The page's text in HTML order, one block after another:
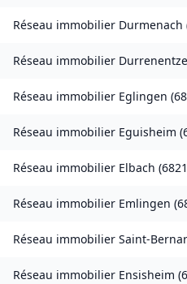
Réseau immobilier Durmenach
Réseau immobilier
Réseau immobilier Eglingen (
Réseau immobilier Eguisheim (
Réseau immobilier Elbach (
Réseau immobilier Emlingen (
Réseau immobilier Saint-
Réseau immobilier Ensisheim (